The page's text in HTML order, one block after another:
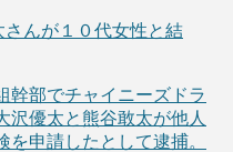
んが１０代女性と結
幹部でチャイニーズドラ
沢優太と熊谷敢太が他人
申請したとして逮捕。